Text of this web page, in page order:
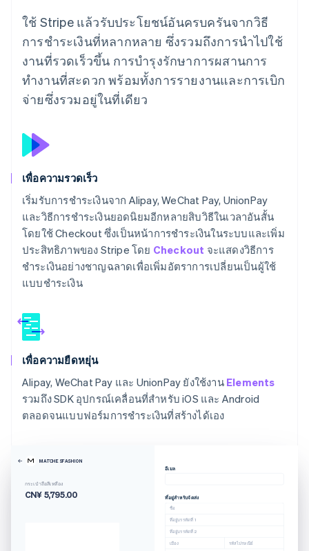
ใช้ Stripe แล้วรับประโยชน์อันครบครันจากวิธี
การชำระเงินที่หลากหลาย ซึ่งรวมถึงการนำไปใช้
งานที่รวดเร็วขึ้น การบำรุงรักษาการผสานการ
ทำงานที่สะดวก พร้อมทั้งการรายงานและการเบิก
จ่ายซึ่งรวมอยู่ในที่เดียว
เพื่อความรวดเร็ว
เริ่มรับการชำระเงินจาก Alipay, WeChat Pay, UnionPay
และวิธีการชำระเงินยอดนิยมอีกหลายสิบวิธีในเวลาอันสั้น
โดยใช้ Checkout ซึ่งเป็นหน้าการชำระเงินในระบบและเพิ่ม
ประสิทธิภาพของ Stripe โดย Checkout จะแสดงวิธีการ
ชำระเงินอย่างชาญฉลาดเพื่อเพิ่มอัตราการเปลี่ยนเป็นผู้ใช้
แบบชำระเงิน
เพื่อความยืดหยุ่น
Alipay, WeChat Pay และ UnionPay ยังใช้งาน Elements
รวมถึง SDK อุปกรณ์เคลื่อนที่สำหรับ iOS และ Android
ตลอดจนแบบฟอร์มการชำระเงินที่สร้างได้เอง
MATCHESFASHION
กระเป๋าถือสีเหลือง
CN¥ 5,795.00
อีเมล
ที่อยู่สำหรับจัดส่ง
ชื่อ
ที่อยู่บรรทัดที่ 1
ที่อยู่บรรทัดที่ 2
เมือง รหัสไปรษณีย์
เขตบริหารพิเศษฮ่องกง ประเทศจีน
แคนาดา